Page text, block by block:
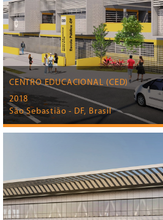
CENTRO EDUCACIONAL (CED)
2018
São Sebastião - DF, Brasil